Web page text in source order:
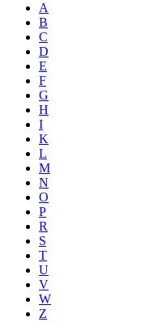
A
B
C
D
E
F
G
H
I
K
L
M
N
O
P
R
S
T
U
V
W
Z